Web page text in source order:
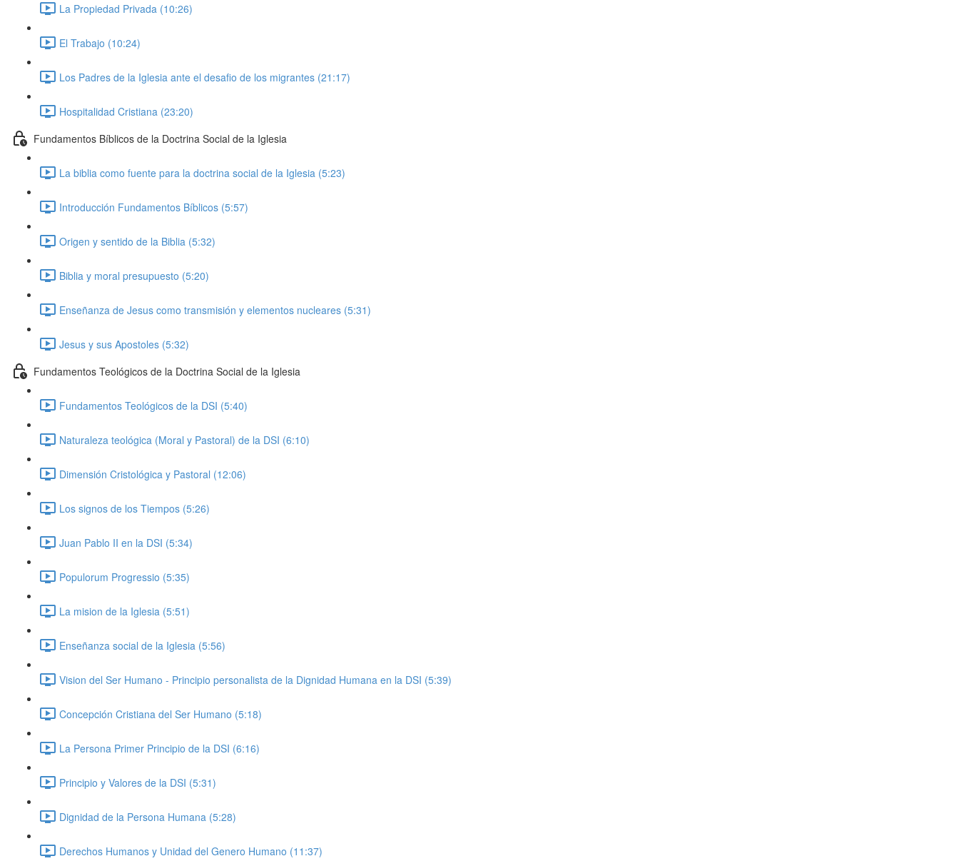
La Propiedad Privada (10:26)
El Trabajo (10:24)
Los Padres de la Iglesia ante el desafio de los migrantes (21:17)
Hospitalidad Cristiana (23:20)
Fundamentos Bíblicos de la Doctrina Social de la Iglesia
La biblia como fuente para la doctrina social de la Iglesia (5:23)
Introducción Fundamentos Bíblicos (5:57)
Origen y sentido de la Biblia (5:32)
Biblia y moral presupuesto (5:20)
Enseñanza de Jesus como transmisión y elementos nucleares (5:31)
Jesus y sus Apostoles (5:32)
Fundamentos Teológicos de la Doctrina Social de la Iglesia
Fundamentos Teológicos de la DSI (5:40)
Naturaleza teológica (Moral y Pastoral) de la DSI (6:10)
Dimensión Cristológica y Pastoral (12:06)
Los signos de los Tiempos (5:26)
Juan Pablo II en la DSI (5:34)
Populorum Progressio (5:35)
La mision de la Iglesia (5:51)
Enseñanza social de la Iglesia (5:56)
Vision del Ser Humano - Principio personalista de la Dignidad Humana en la DSI (5:39)
Concepción Cristiana del Ser Humano (5:18)
La Persona Primer Principio de la DSI (6:16)
Principio y Valores de la DSI (5:31)
Dignidad de la Persona Humana (5:28)
Derechos Humanos y Unidad del Genero Humano (11:37)